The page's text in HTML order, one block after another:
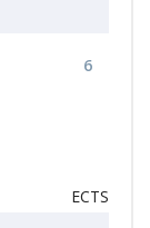
6
ECTS